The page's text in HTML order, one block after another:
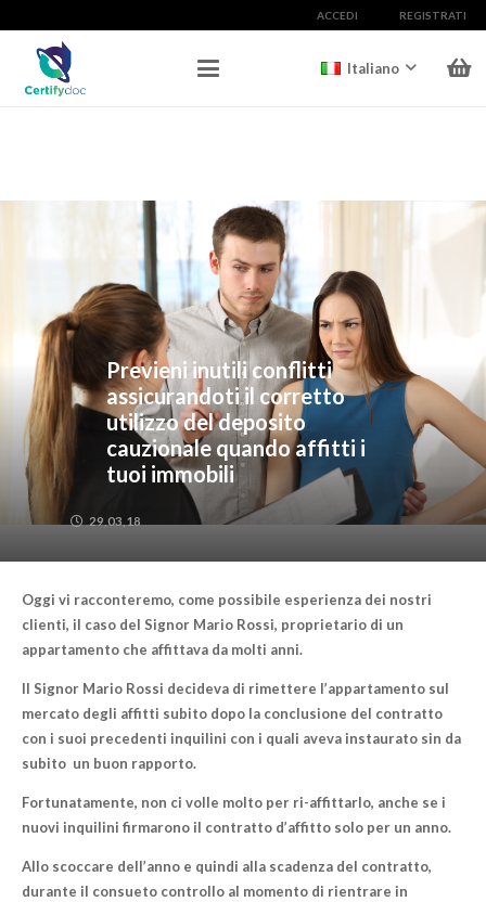
ACCEDI REGISTRATI
Italiano
Previeni inutili conflitti
assicurandoti il corretto
utilizzo del deposito
cauzionale quando affitti i
tuoi immobili
29,03,18
Oggi vi racconteremo, come possibile esperienza dei nostri
clienti, il caso del Signor Mario Rossi, proprietario di un
appartamento che affittava da molti anni.
Il Signor Mario Rossi decideva di rimettere l’appartamento sul
mercatodegli affitti subito dopo la conclusione del contratto
con i suoi precedenti inquilini con i quali aveva instaurato sin da
subito un buon rapporto.
Fortunatamente, non ci volle molto per ri-affittarlo, anche se i
nuovi inquilini firmarono il contratto d’affitto solo per un anno.
Allo scoccare dell’anno e quindi alla scadenza del contratto,
durante il consueto controllo al momento di rientrare in